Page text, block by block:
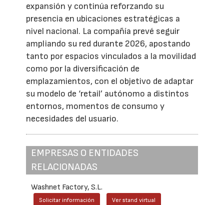
expansión y continúa reforzando su
presencia en ubicaciones estratégicas a
nivel nacional. La compañía prevé seguir
ampliando su red durante 2026, apostando
tanto por espacios vinculados a la movilidad
como por la diversificación de
emplazamientos, con el objetivo de adaptar
su modelo de ‘retail’ autónomo a distintos
entornos, momentos de consumo y
necesidades del usuario.
EMPRESAS O ENTIDADES
RELACIONADAS
Washnet Factory, S.L.
Solicitar información Ver stand virtual